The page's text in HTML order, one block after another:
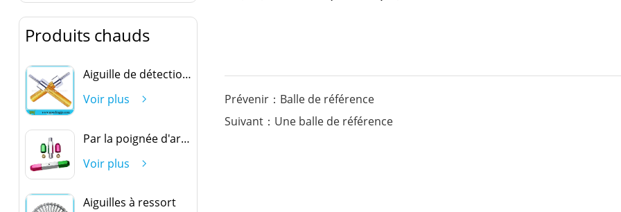
Produits chauds
Aiguille de détection ovale
Voir plus
Par la poignée d'arrêt
Voir plus
Aiguilles à ressort
Prévenir：Balle de référence
Suivant：Une balle de référence